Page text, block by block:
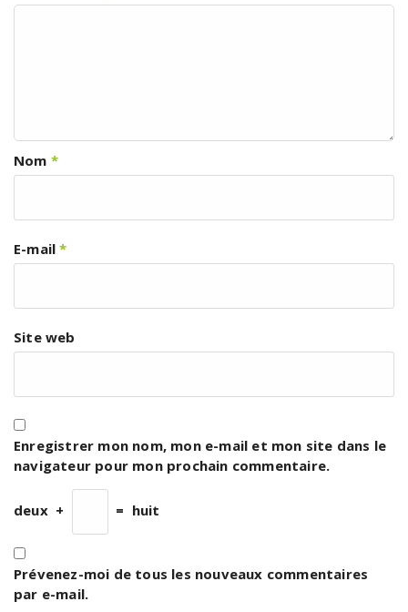
Nom *
E-mail*
Site web
Enregistrer mon nom, mon e-mail et mon site dans le
navigateur pour mon prochain commentaire.
deux + = huit
Prévenez-moi de tous les nouveaux commentaires
par e-mail.